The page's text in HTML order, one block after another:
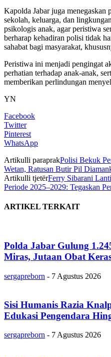
Kapolda Jabar juga menegaskan
sekolah, keluarga, dan
psikologis anak, agar peristiwa
berharap kehadiran polisi tidak
sahabat bagi masyarakat,
Peristiwa ini menjadi pengingat
perhatian terhadap anak-anak,
memberikan perlindungan
YN
Facebook
Twitter
Pinterest
WhatsApp
Artikulli paraprakPolisi Bekuk
Wetan, Ratusan Butir Pil
Artikulli tjetërFerry Sibarani
Periode 2025–2029: Tegaskan
ARTIKEL TERKAIT
Polda Jabar Gulung
Miras, Jutaan Obat
sergapreborn - 7 Agustus 2026
Sisi Humanis Razia
Edukasi Pengendara
sergapreborn - 7 Agustus 2026